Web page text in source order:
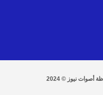
نيوز © 2024